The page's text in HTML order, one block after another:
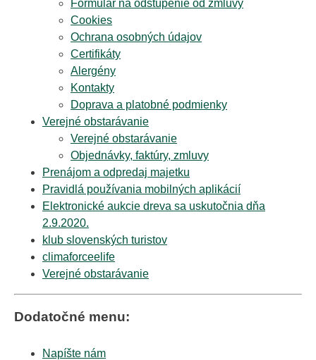
Formulár na odstúpenie od zmluvy
Cookies
Ochrana osobných údajov
Certifikáty
Alergény
Kontakty
Doprava a platobné podmienky
Verejné obstarávanie
Verejné obstarávanie
Objednávky, faktúry, zmluvy
Prenájom a odpredaj majetku
Pravidlá používania mobilných aplikácií
Elektronické aukcie dreva sa uskutočnia dňa
2.9.2020.
klub slovenských turistov
climaforceelife
Verejné obstarávanie
Dodatočné menu:
Napíšte nám